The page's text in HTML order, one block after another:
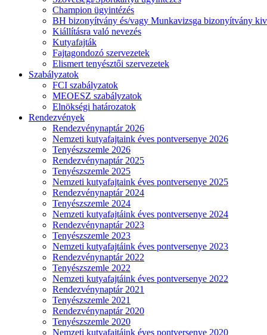
Champion ügyintézés
BH bizonyítvány és/vagy Munkavizsga bizonyítvány
Kiállításra való nevezés
Kutyafajták
Fajtagondozó szervezetek
Elismert tenyésztői szervezetek
Szabályzatok
FCI szabályzatok
MEOESZ szabályzatok
Elnökségi határozatok
Rendezvények
Rendezvénynaptár 2026
Nemzeti kutyafajtaink éves pontversenye 2026
Tenyészszemle 2026
Rendezvénynaptár 2025
Tenyészszemle 2025
Nemzeti kutyafajtaink éves pontversenye 2025
Rendezvénynaptár 2024
Tenyészszemle 2024
Nemzeti kutyafajtáink éves pontversenye 2024
Rendezvénynaptár 2023
Tenyészszemle 2023
Nemzeti kutyafajtáink éves pontversenye 2023
Rendezvénynaptár 2022
Tenyészszemle 2022
Nemzeti kutyafajtáink éves pontversenye 2022
Rendezvénynaptár 2021
Tenyészszemle 2021
Rendezvénynaptár 2020
Tenyészszemle 2020
Nemzeti kutyafajtáink éves pontversenye 2020